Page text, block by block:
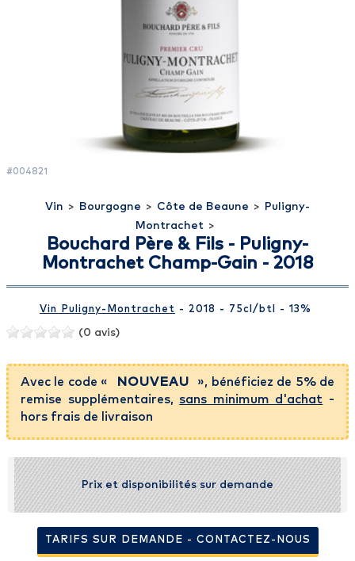
#004821
Vin > Bourgogne > Côte de Beaune >
Puligny-
Montrachet >
Bouchard Père & Fils - Puligny-
Montrachet Champ-Gain - 2018
Vin Puligny-Montrachet - 2018 - 75cl /btl - 13%
(0 avis)
Avec le code « NOUVEAU
», bénéficiez de 5% de
remise supplémentaires,sans minimum d'achat -
hors frais de livraison
Prix et disponibilités sur demande
TARIFS SUR DEMANDE - CONTACTEZ-NOUS